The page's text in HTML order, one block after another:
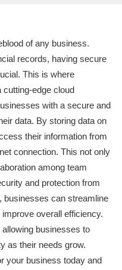
of any business.
records, having secure
This is where
cutting-edge cloud
with a secure and
data. By storing data on
their information from
connection. This not only
among team
and protection from
businesses can streamline
overall efficiency.
businesses to
as their needs grow.
your business today and